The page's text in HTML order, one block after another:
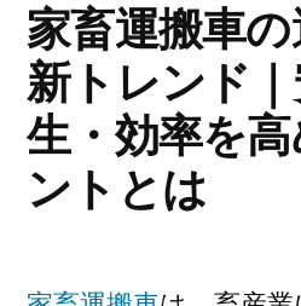
日
本
の
食
家畜運搬車
新トレンド
生・効率を
ントとは